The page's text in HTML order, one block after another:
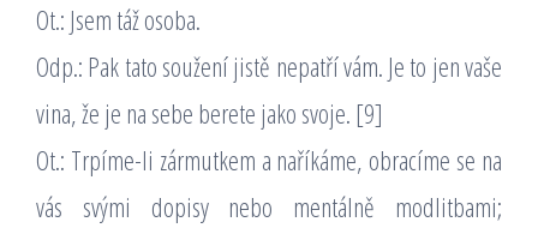
Ot.: Jsem táž osoba.
Odp.: Pak tato soužení jistě nepatří vám. Je to jen vaše
vina, že je na sebe berete jako svoje. [9]
Ot.: Trpíme-li zármutkem a naříkáme, obracíme se na
vás svými dopisy nebo mentálně modlitbami;